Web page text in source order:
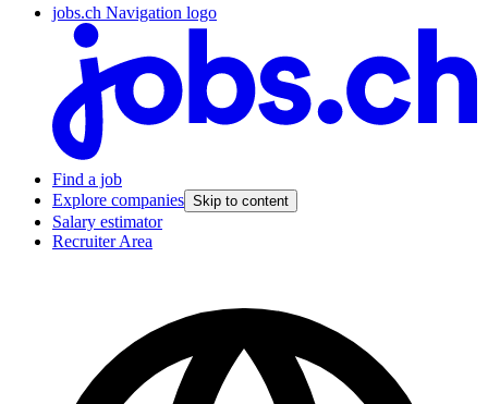
jobs.ch Navigation logo
Find a job
Explore companies Skip to content
Salary estimator
Recruiter Area